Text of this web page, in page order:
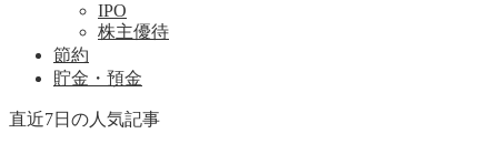
IPO
株主優待
節約
貯金・預金
直近7日の人気記事